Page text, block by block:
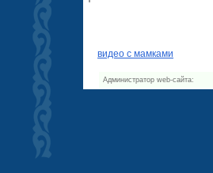
видео с мамками
Администратор web-сайта: